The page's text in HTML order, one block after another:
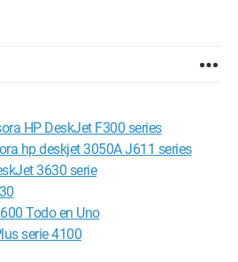
HP DeskJet F300 series
hp deskjet 3050A J611 series
3630 serie
Todo en Uno
serie 4100